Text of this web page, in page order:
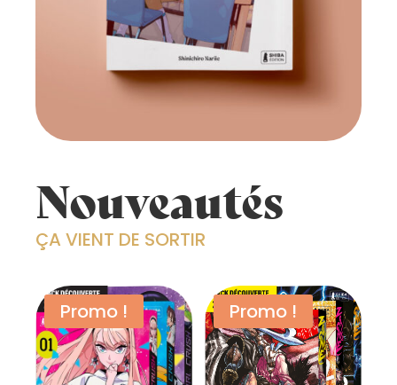
Nouveautés
ÇA VIENT DE SORTIR
Promo ! Promo !